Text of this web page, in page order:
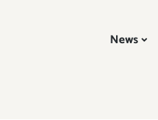
News